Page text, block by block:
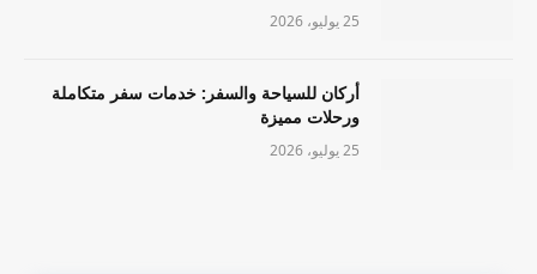
25 يوليو، 2026
أركان للسياحة والسفر: خدمات سفر متكاملة
ورحلات مميزة
25 يوليو، 2026